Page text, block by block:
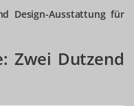
Design-Ausstattung für
Zwei Dutzend